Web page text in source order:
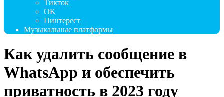
Тикток
OK
Пинтерест
Музыкальные платформы
Как удалить сообщение в
WhatsApp и обеспечить
приватность в 2023 году